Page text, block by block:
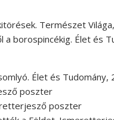
Természet
a borospincékig. Élet és
Élet és
poszter
poszter